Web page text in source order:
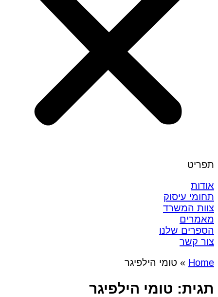
תפריט
אודות
תחומי עיסוק
צוות המשרד
מאמרים
הספרים שלנו
צור קשר
Home
» טומי הילפיגר
תגית: טומי הילפיגר